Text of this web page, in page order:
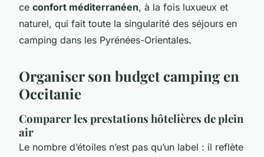
ce confort méditerranéen, à la fois luxueux et
naturel, qui fait toute la singularité des séjours en
camping dans les Pyrénées-Orientales.
Organiser son budget camping en
Occitanie
Comparer les prestations hôtelières de plein
air
Le nombre d’étoiles n’est pas qu’un label : il reflète